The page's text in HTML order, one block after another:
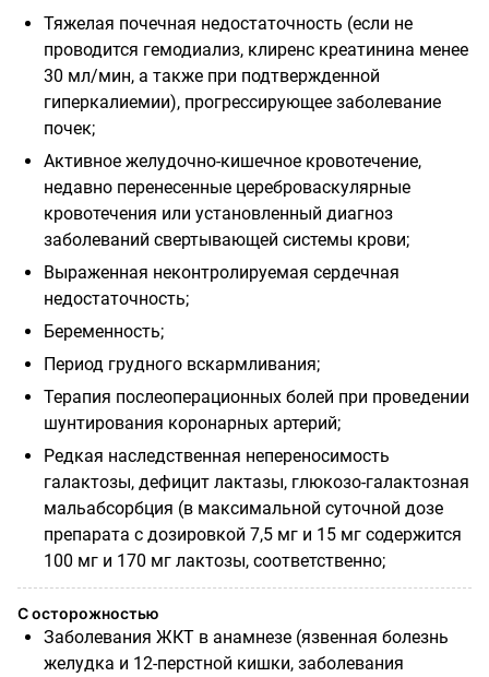
Тяжелая почечная недостаточность (если не
проводится гемодиализ, клиренс креатинина менее
30 мл/мин, а также при подтвержденной
гиперкалиемии), прогрессирующее заболевание
почек;
Активное желудочно-кишечное кровотечение,
недавно перенесенные цереброваскулярные
кровотечения или установленный диагноз
заболеваний свертывающей системы крови;
Выраженная неконтролируемая сердечная
недостаточность;
Беременность;
Период грудного вскармливания;
Терапия послеоперационных болей при проведении
шунтирования коронарных артерий;
Редкая наследственная непереносимость
галактозы, дефицит лактазы, глюкозо-галактозная
мальабсорбция (в максимальной суточной дозе
препарата с дозировкой 7,5 мг и 15 мг содержится
100 мг и 170 мг лактозы, соответственно;
С осторожностью
Заболевания ЖКТ в анамнезе (язвенная болезнь
желудка и 12-перстной кишки, заболевания